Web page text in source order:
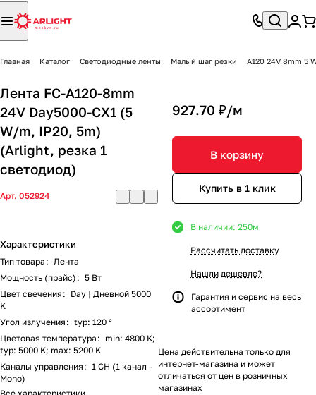
Главная Каталог Светодиодные ленты Малый шаг резки A120 24V 8mm 5
Лента FC-A120-8mm
24V Day5000-CX1 (5
W/m, IP20, 5m)
(Arlight, резка 1
светодиод)
Арт. 052924
Характеристики
Тип товара : Лента
Мощность (прайс) : 5 Вт
Цвет свечения : Day | Дневной 5000
K
Угол излучения : typ: 120 °
Цветовая температура : min: 4800 K;
typ: 5000 K; max: 5200 K
Каналы управления : 1 CH (1 канал -
Mono)
927.70 ₽/м
В корзину
Купить в 1 клик
В наличии: 250м
Рассчитать доставку
Нашли дешевле?
Гарантия и сервис на весь
ассортимент
Цена действительна только для
интернет-магазина и может
отличаться от цен в розничных
магазинах